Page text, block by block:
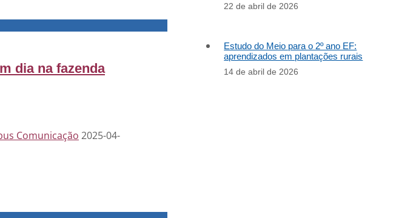
dia na fazenda
Comunicação 2025-04-
22 de abril de 2026
Estudo do Meio para o 2º ano EF:
aprendizados em plantações rurais
14 de abril de 2026